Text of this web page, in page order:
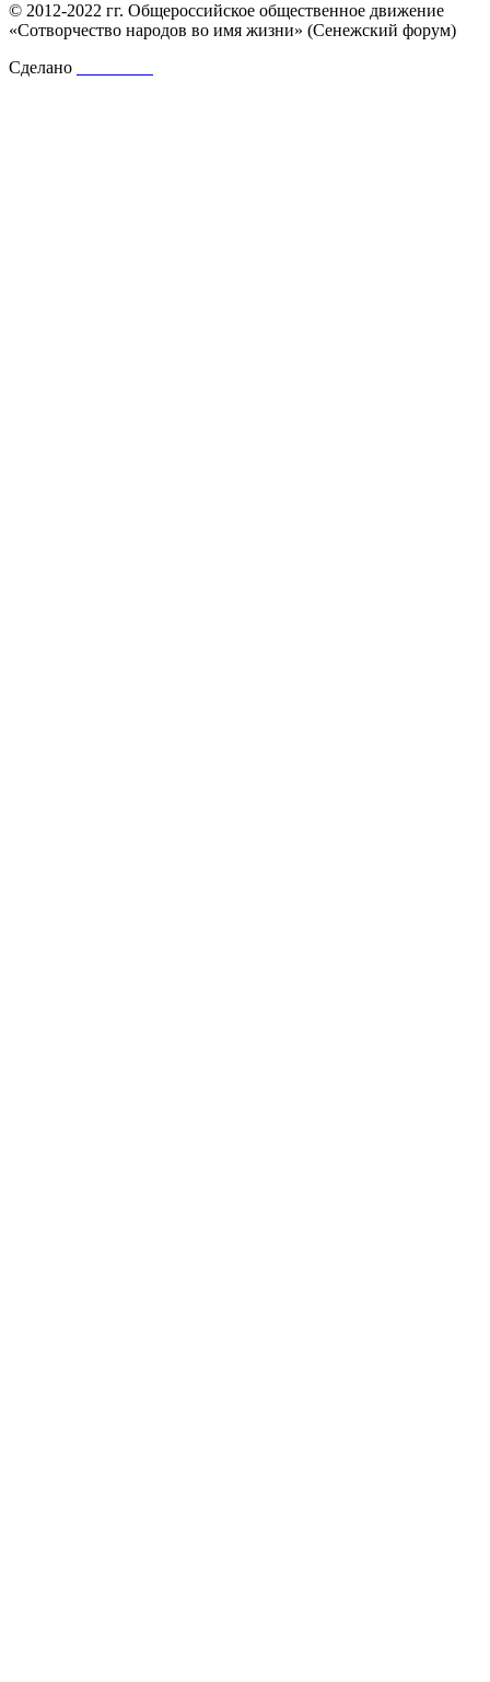
© 2012-2022 гг. Общероссийское общественное движение
«Сотворчество народов во имя жизни» (Сенежский форум)
Сделано